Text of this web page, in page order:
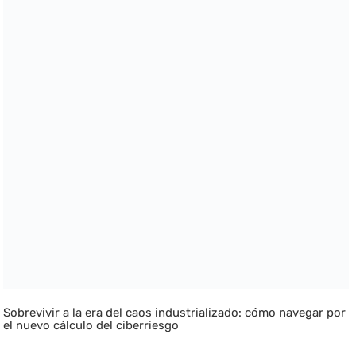
Sobrevivir a la era del caos industrializado: cómo navegar por
el nuevo cálculo del ciberriesgo